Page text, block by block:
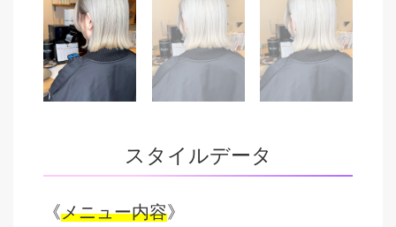
スタイルデータ
《メニュー内容》